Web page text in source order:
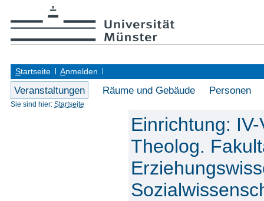
Startseite Anmelden
Veranstaltungen Räume und Gebäude Personen
Sie sind hier: Startseite
Einrichtung:
Theolog.